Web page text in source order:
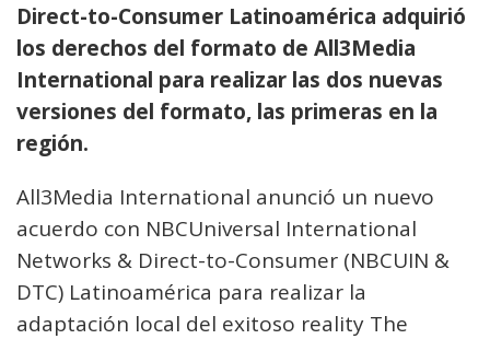
Direct-to-Consumer Latinoamérica adquirió
los derechos del formato de All3Media
International para realizar las dos nuevas
versiones del formato, las primeras en la
región.
All3Media International anunció un nuevo
acuerdo con NBCUniversal International
Networks & Direct-to-Consumer (NBCUIN &
DTC) Latinoamérica para realizar la
adaptación local del exitoso reality The